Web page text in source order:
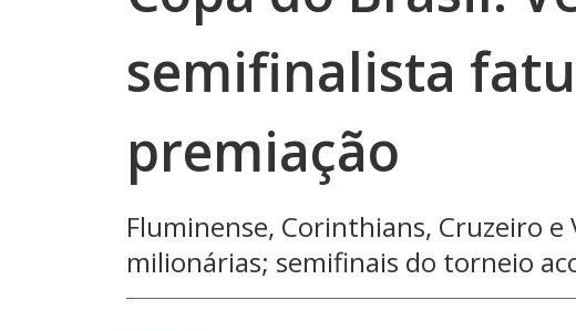
semifinalista
premiação
Fluminense, Corinthians, Cruzeiro
milionárias; semifinais do torneio